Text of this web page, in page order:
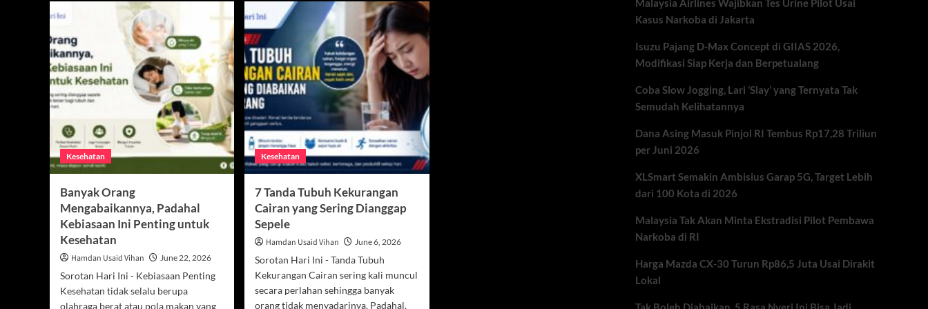
Kesehatan
Banyak Orang
Mengabaikannya, Padahal
Kebiasaan Ini Penting untuk
Kesehatan
Hamdan Usaid Vihan June 22, 2026
Sorotan Hari Ini - Kebiasaan Penting
Kesehatan tidak selalu berupa
olahraga berat atau pola makan yang
Kesehatan
7 Tanda Tubuh Kekurangan
Cairan yang Sering Dianggap
Sepele
Hamdan Usaid Vihan June 6, 2026
Sorotan Hari Ini - Tanda Tubuh
Kekurangan Cairan sering kali muncul
secara perlahan sehingga banyak
orang tidak menyadarinya. Padahal,
Kasus Narkoba di Jakarta
Isuzu Pajang D-Max Concept di GIIAS 2026,
Modifikasi Siap Kerja dan Berpetualang
Coba Slow Jogging, Lari ‘Slay’ yang Ternyata Tak
Semudah Kelihatannya
Dana Asing Masuk Pinjol RI Tembus Rp17,28 Triliun
per Juni 2026
XLSmart Semakin Ambisius Garap 5G, Target Lebih
dari 100 Kota di 2026
Malaysia Tak Akan Minta Ekstradisi Pilot Pembawa
Narkoba di RI
Harga Mazda CX-30 Turun Rp86,5 Juta Usai Dirakit
Lokal